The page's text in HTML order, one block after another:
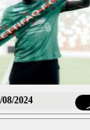
17/08/2024 -